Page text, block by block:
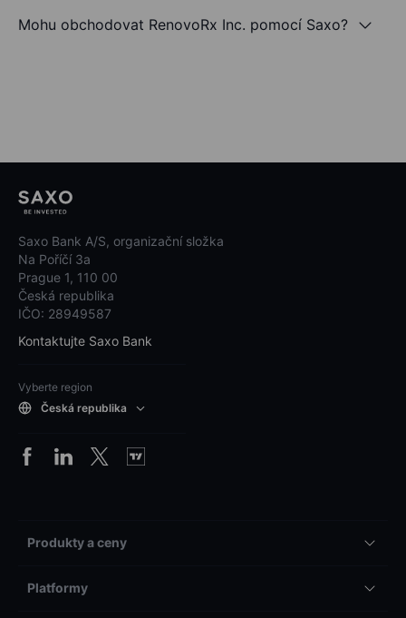
Mohu obchodovat RenovoRx Inc. pomocí Saxo?
Saxo Bank A/S, organizační složka
Na Poříčí 3a
Prague 1, 110 00
Česká republika
IČO: 28949587
Kontaktujte Saxo Bank
Vyberte region
Česká republika
Produkty a ceny
Platformy